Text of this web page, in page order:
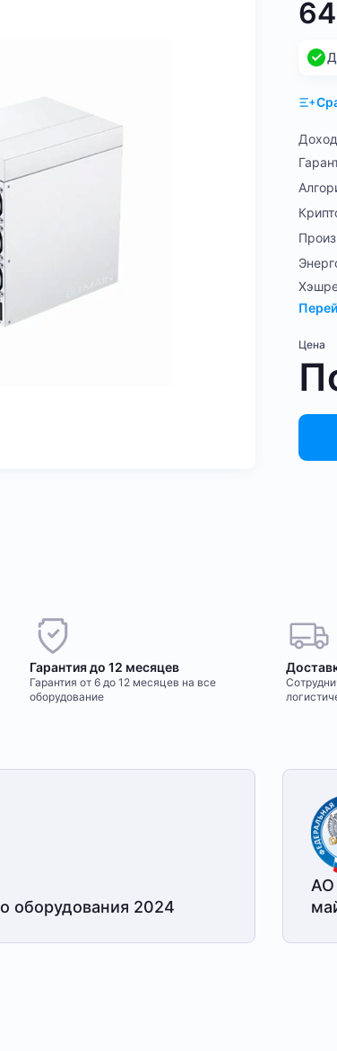
Цена
Гарантия до 12 месяцев
Гарантия от 6 до 12 месяцев на все
оборудование
оборудования 2024
АО